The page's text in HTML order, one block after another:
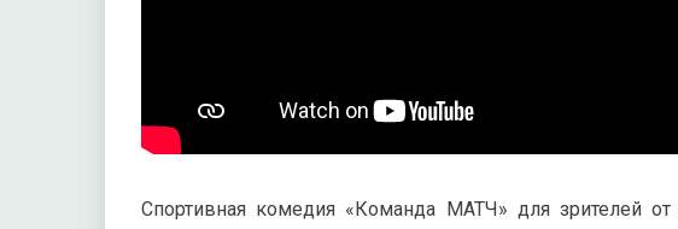
Спортивная комедия «Команда МАТЧ» для зрителей